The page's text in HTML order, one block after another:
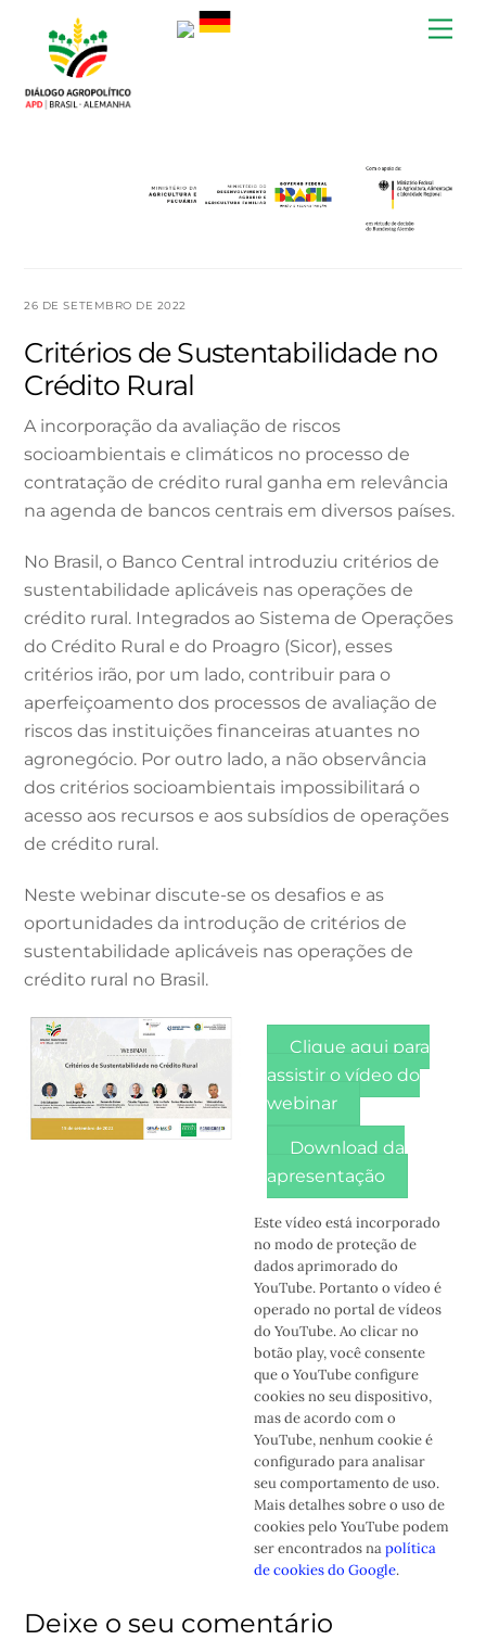
content
26 DE SETEMBRO DE 2022
Critérios de Sustentabilidade no
Crédito Rural
A incorporação da avaliação de riscos
socioambientais e climáticos no processo de
contratação de crédito rural ganha em relevância
na agenda de bancos centrais em diversos países.
No Brasil, o Banco Central introduziu critérios de
sustentabilidade aplicáveis nas operações de
crédito rural. Integrados ao Sistema de Operações
do Crédito Rural e do Proagro (Sicor), esses
critérios irão, por um lado, contribuir para o
aperfeiçoamento dos processos de avaliação de
riscos das instituições financeiras atuantes no
agronegócio. Por outro lado, a não observância
dos critérios socioambientais impossibilitará o
acesso aos recursos e aos subsídios de operações
de crédito rural.
Neste webinar discute-se os desafios e as
oportunidades da introdução de critérios de
sustentabilidade aplicáveis nas operações de
crédito rural no Brasil.
Clique aqui para
assistir o vídeo do
webinar
Download da
apresentação
Este vídeo está incorporado
no modo de proteção de
dados aprimorado do
YouTube. Portanto o vídeo é
operado no portal de vídeos
do YouTube. Ao clicar no
botão play, você consente
que o YouTube configure
cookies no seu dispositivo,
mas de acordo com o
YouTube, nenhum cookie é
configurado para analisar
seu comportamento de uso.
Mais detalhes sobre o uso de
cookies pelo YouTube podem
ser encontrados napolítica
de cookies do Google.
Deixe o seu comentário